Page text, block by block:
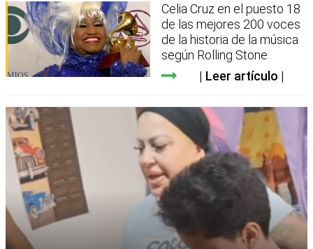
Celia Cruz en el puesto 18
de las mejores 200 voces
de la historia de la música
según Rolling Stone
Leer artículo